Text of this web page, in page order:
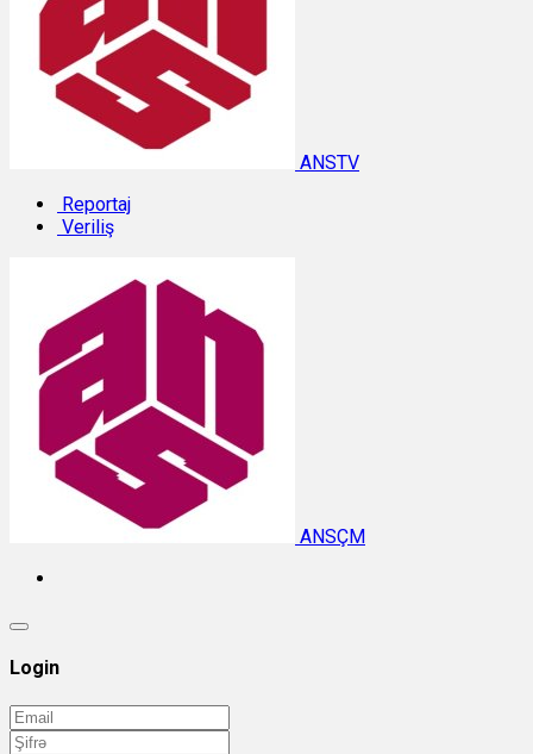
ANSTV
Reportaj
Veriliş
ANSÇM
Login